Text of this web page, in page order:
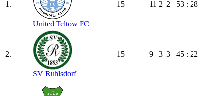
1.
United Teltow FC
15 11 2 2 53 : 28
2.
SV Ruhlsdorf
15 9 3 3 45 : 22